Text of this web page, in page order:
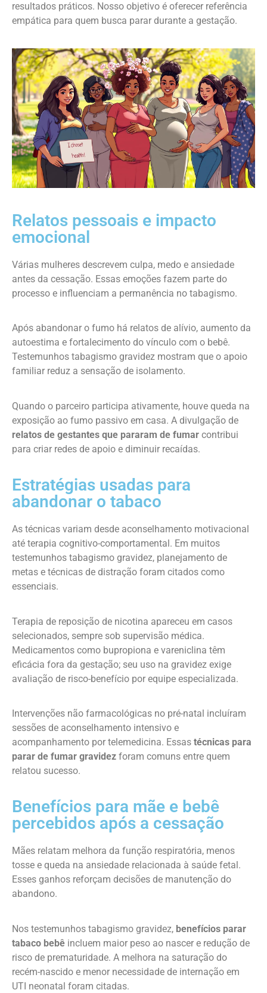
resultados práticos. Nosso objetivo é oferecer referência
empática para quem busca parar durante a gestação.
Relatos pessoais e impacto
emocional
Várias mulheres descrevem culpa, medo e ansiedade
antes da cessação. Essas emoções fazem parte do
processo e influenciam a permanência no tabagismo.
Após abandonar o fumo há relatos de alívio, aumento da
autoestima e fortalecimento do vínculo com o bebê.
Testemunhos tabagismo gravidez mostram que o apoio
familiar reduz a sensação de isolamento.
Quando o parceiro participa ativamente, houve queda na
exposição ao fumo passivo em casa. A divulgação de
relatos de gestantes que pararam de fumar contribui
para criar redes de apoio e diminuir recaídas.
Estratégias usadas para
abandonar o tabaco
As técnicas variam desde aconselhamento motivacional
até terapia cognitivo-comportamental. Em muitos
testemunhos tabagismo gravidez, planejamento de
metas e técnicas de distração foram citados como
essenciais.
Terapia de reposição de nicotina apareceu em casos
selecionados, sempre sob supervisão médica.
Medicamentos como bupropiona e vareniclina têm
eficácia fora da gestação; seu uso na gravidez exige
avaliação de risco-benefício por equipe especializada.
Intervenções não farmacológicas no pré-natal incluíram
sessões de aconselhamento intensivo e
acompanhamento por telemedicina. Essas técnicas para
parar de fumar gravidez foram comuns entre quem
relatou sucesso.
Benefícios para mãe e bebê
percebidos após a cessação
Mães relatam melhora da função respiratória, menos
tosse e queda na ansiedade relacionada à saúde fetal.
Esses ganhos reforçam decisões de manutenção do
abandono.
Nos testemunhos tabagismo gravidez, benefícios parar
tabaco bebê incluem maior peso ao nascer e redução de
risco de prematuridade. A melhora na saturação do
recém-nascido e menor necessidade de internação em
UTI neonatal foram citadas.